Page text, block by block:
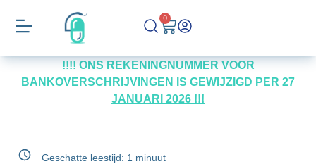
0
!!!! ONS REKENINGNUMMER VOOR
BANKOVERSCHRIJVINGEN IS GEWIJZIGD PER 27
JANUARI 2026 !!!
Geschatte leestijd: 1 minuut